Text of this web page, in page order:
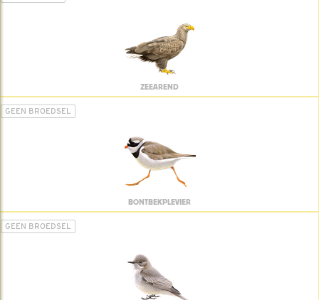
ZEEAREND
GEEN BROEDSEL
BONTBEKPLEVIER
GEEN BROEDSEL